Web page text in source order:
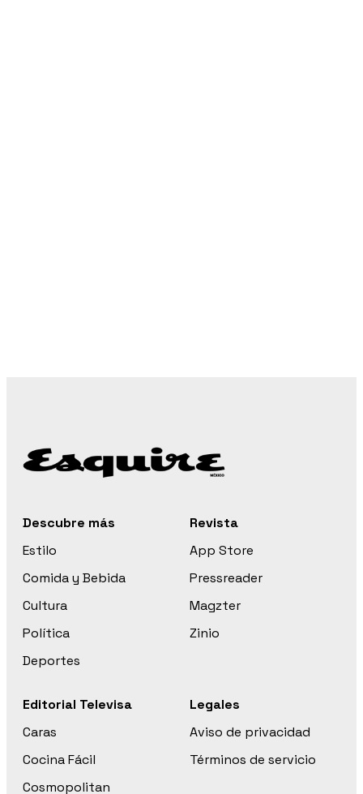
Descubre más
Estilo
Comida y Bebida
Cultura
Política
Deportes
Revista
App Store
Pressreader
Magzter
Zinio
Editorial Televisa
Caras
Cocina Fácil
Cosmopolitan
Legales
Aviso de privacidad
Términos de servicio